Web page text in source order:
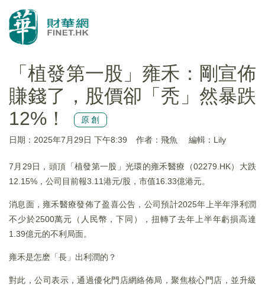
「植發第一股」雍禾：剛宣佈
賺錢了，股價卻「秃」然暴跌
12%！
原創
日期：2025年7月29日 下午8:39 作者：飛魚 編輯：Lily
7月29日，頭頂「植發第一股」光環的雍禾醫療（02279.HK）大跌
12.15%，公司目前報3.11港元/股，市值16.33億港元。
消息面，雍禾醫療發佈了盈喜公告，公司預計2025年上半年淨利潤
不少於2500萬元（人民幣，下同），扭轉了去年上半年虧損高達
1.39億元的不利局面。
雍禾是怎麽「長」出利潤的？
對此，公司表示，通過優化門店網絡佈局，聚焦核心門店，並升級